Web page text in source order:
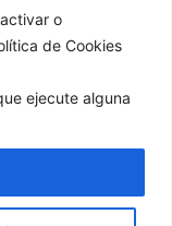
o
de Cookies
ejecute alguna